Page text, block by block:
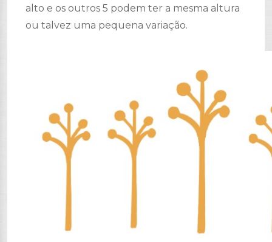
alto e os outros 5 podem ter a mesma altura
ou talvez uma pequena variação.